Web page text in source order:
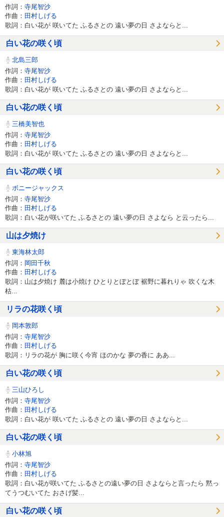
作詞： 寺尾智沙
作曲： 田村しげる
歌詞：白い花が 咲いてた ふるさとの 遠い夢の日 さよならと...
白い花の咲く頃
北島三郎
作詞： 寺尾智沙
作曲： 田村しげる
歌詞：白い花が 咲いてた ふるさとの 遠い夢の日 さよならと...
白い花の咲く頃
三橋美智也
作詞： 寺尾智沙
作曲： 田村しげる
歌詞：白い花が 咲いてた ふるさとの 遠い夢の日 さよならと...
白い花の咲く頃
ボニージャックス
作詞： 寺尾智沙
作曲： 田村しげる
歌詞：白い花が咲いてた ふるさとの 遠い夢の日 さよなら と云ったら...
山は夕焼け
東海林太郎
作詞： 岡田千秋
作曲： 田村しげる
歌詞：山は夕焼け 麓は小焼け ひとりとぼとぼ 裾野に暮れりゃ 吹くな木
枯...
リラの花咲く頃
岡本敦郎
作詞： 寺尾智沙
作曲： 田村しげる
歌詞：リラの花が 胸に咲く今宵 ほのかな 夢の香に ああ...
白い花の咲く頃
三山ひろし
作詞： 寺尾智沙
作曲： 田村しげる
歌詞：白い花が 咲いてた ふるさとの 遠い夢の日 さよならと...
白い花の咲く頃
小林旭
作詞： 寺尾智沙
作曲： 田村しげる
歌詞：白い花が咲いてた ふるさとの遠い夢の日 さよならと言ったら 黙っ
てうつむいてた おさげ髪...
白い花の咲く頃